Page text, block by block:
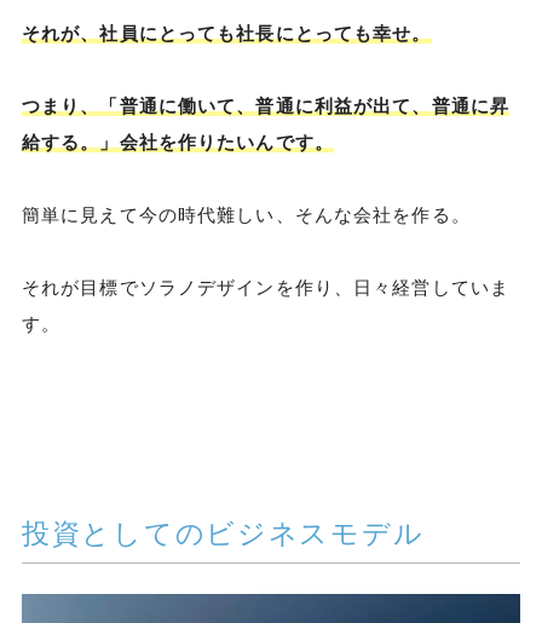
それが、社員にとっても社長にとっても幸せ。
つまり、「普通に働いて、普通に利益が出て、普通に昇
給する。」会社を作りたいんです。
簡単に見えて今の時代難しい、そんな会社を作る。
それが目標でソラノデザインを作り、日々経営していま
す。
投資としてのビジネスモデル